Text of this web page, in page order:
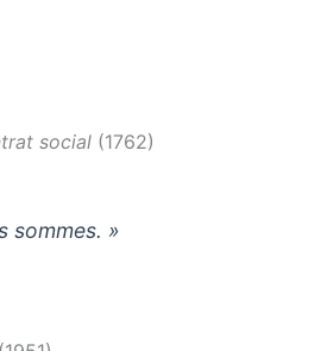
social (1762)
sommes. »